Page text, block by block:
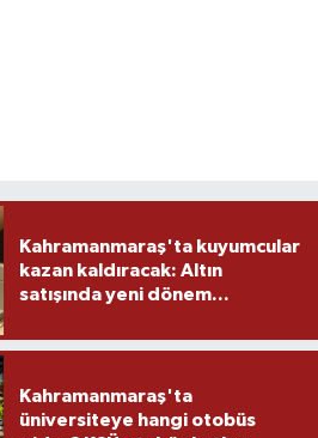
Kahramanmaraş'ta kuyumcular
kazan kaldıracak: Altın
satışında yeni dönem...
Kahramanmaraş'ta
üniversiteye hangi otobüs